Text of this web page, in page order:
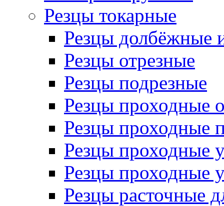
Резцы токарные
Резцы долбёжные
Резцы отрезные
Резцы подрезные
Резцы проходные
Резцы проходные
Резцы проходные
Резцы проходные
Резцы расточные